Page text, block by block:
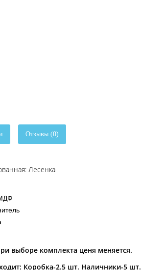
Отзывы (0)
Лесенка
выборе комплекта ценя меняется.
Коробка-2.5 шт. Наличники-5 шт.